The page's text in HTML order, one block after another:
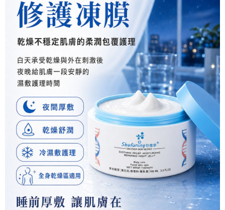
任。
４．使用「AFTEE先享後付」時，將依據個別帳號之用戶狀況，依本公司即
時審查核予不同之上限額度；若仍有額度不足之情形，本公司將視審查結果
５．嚴禁一人註冊多個帳號或使用他人資訊註冊。若發現惡意使用之情形，
恩沛科技股份有限公司將有權停止該用戶之使用額度並採取法律行動。
每筆NT$120，滿NT$1,500(含以上)免運費
國家/區域配送 查看運費